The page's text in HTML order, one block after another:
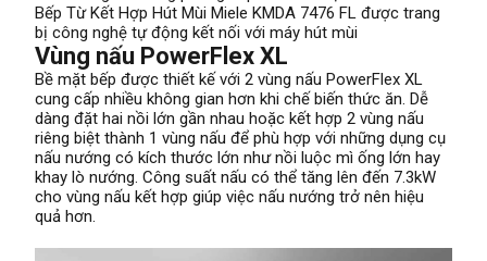
Bếp Từ Kết Hợp Hút Mùi Miele KMDA 7476 FL được trang
bị công nghệ tự động kết nối với máy hút mùi
Vùng nấu PowerFlex XL
Bề mặt bếp được thiết kế với 2 vùng nấu PowerFlex XL
cung cấp nhiều không gian hơn khi chế biến thức ăn. Dễ
dàng đặt hai nồi lớn gần nhau hoặc kết hợp 2 vùng nấu
riêng biệt thành 1 vùng nấu để phù hợp với những dụng cụ
nấu nướng có kích thước lớn như nồi luộc mì ống lớn hay
khay lò nướng. Công suất nấu có thể tăng lên đến 7.3kW
cho vùng nấu kết hợp giúp việc nấu nướng trở nên hiệu
quả hơn.